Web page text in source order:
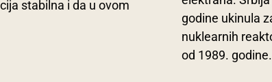
stabilna i da u ovom
godine ukinula
nuklearnih
od 1989. godine.